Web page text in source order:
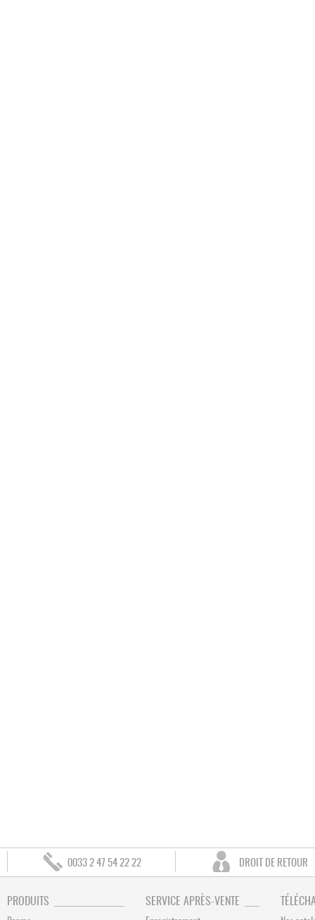
0033 2 47 54 22 22 DROIT DE RETOUR
PRODUITS SERVICE APRÈS-VENTE